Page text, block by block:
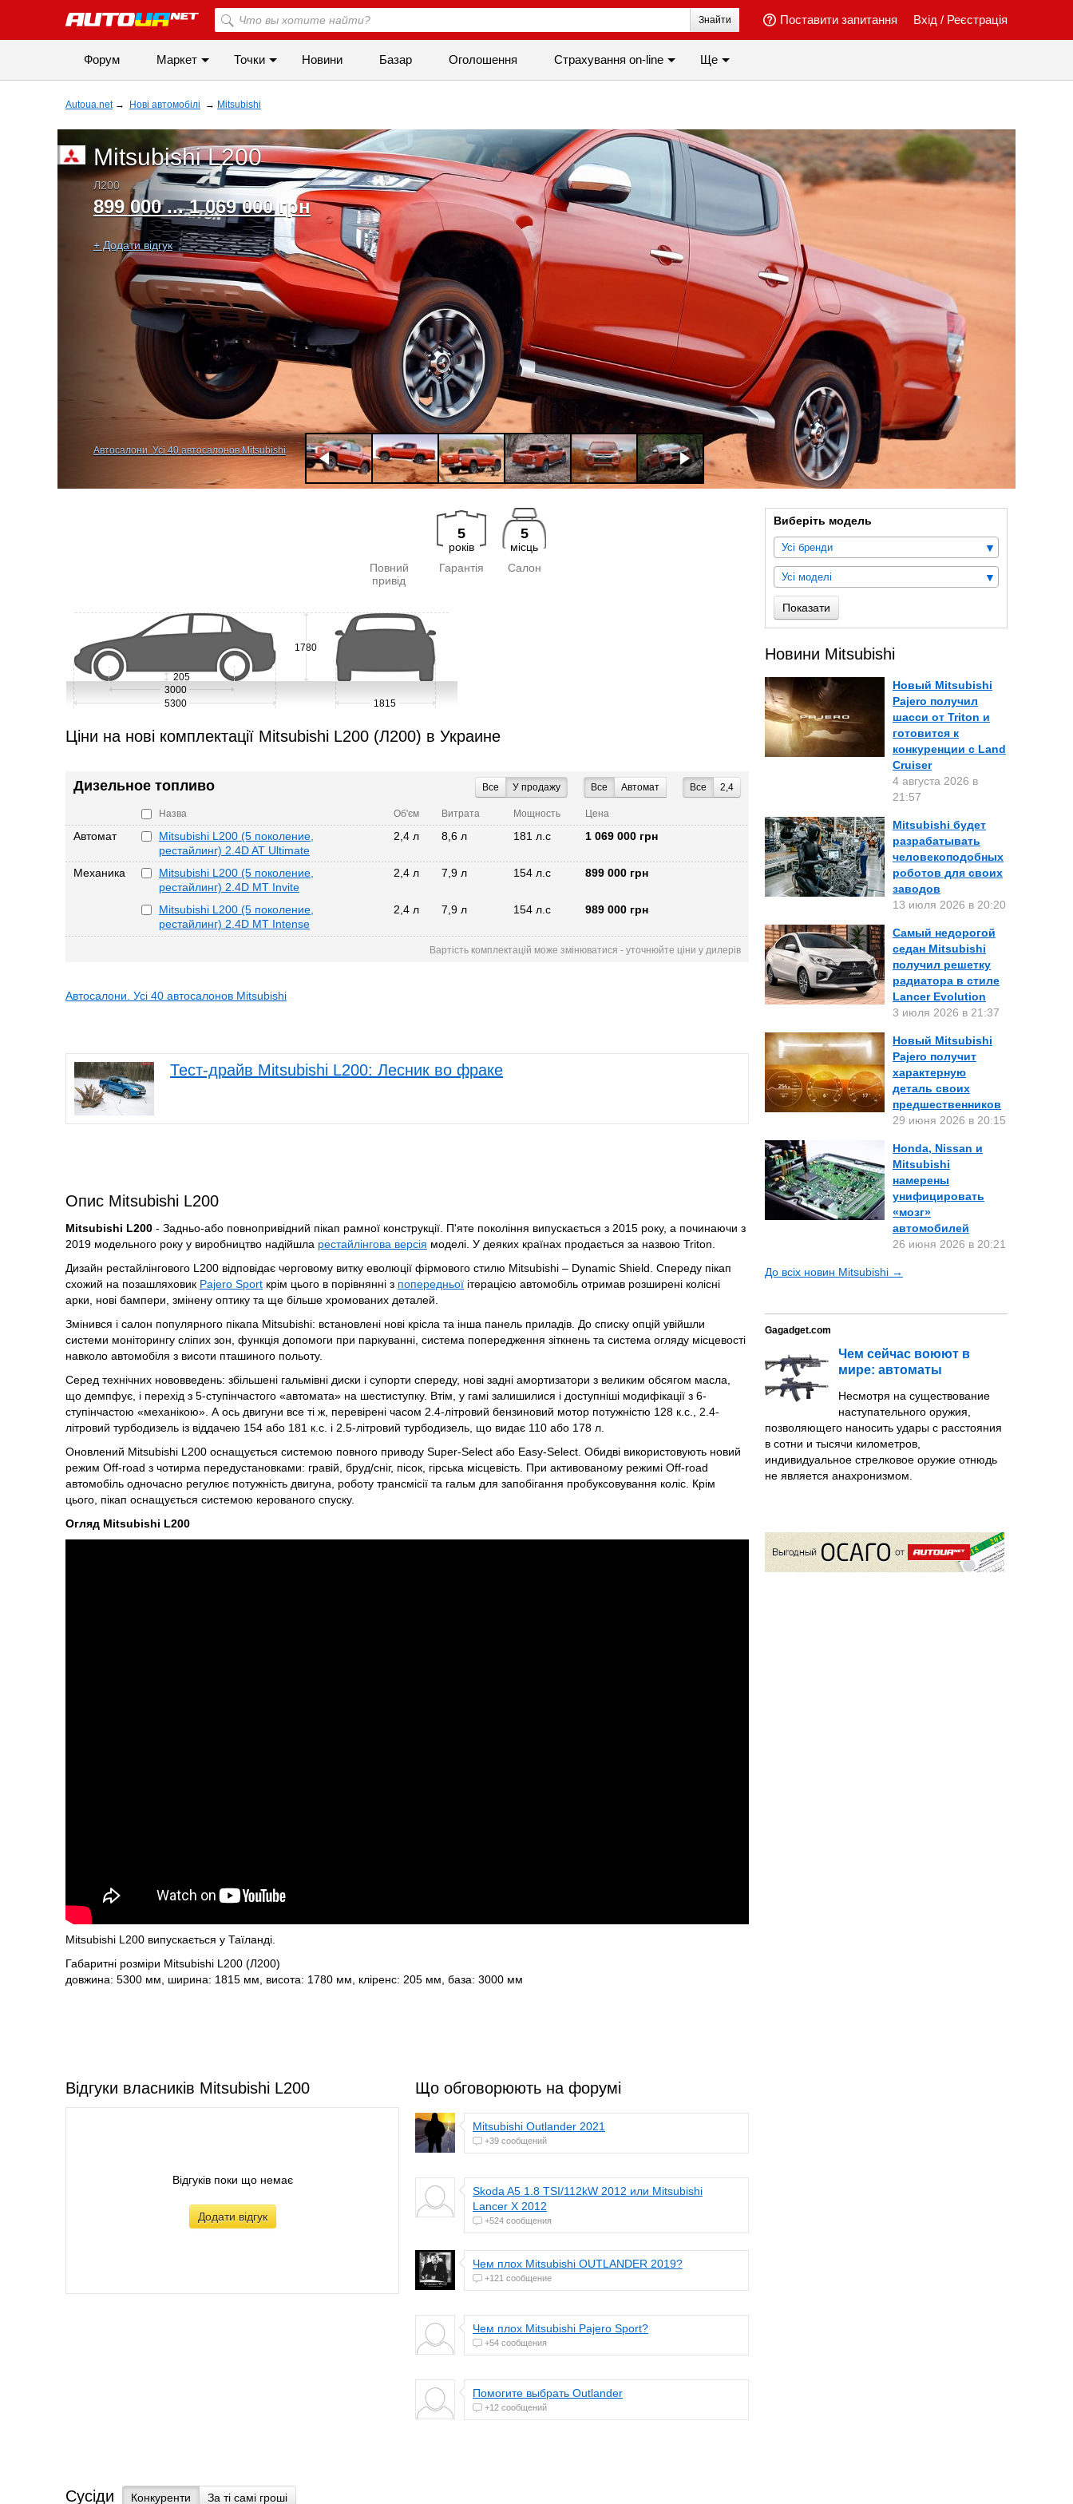
Вхід / Реєстрація
Поставити запитання
Знайти
Форум Маркет Точки Новини Базар Оголошення Страхування on-line Ще
Autoua.net → Нові автомобілі → Mitsubishi
Mitsubishi L200
Л200
899 000 ... 1 069 000 грн
+ Додати відгук
Автосалони. Усі 40 автосалонов Mitsubishi
Повний
привід
5
років
Гарантія
5
місць
Салон
5300
3000
205
1780
1815
Ціни на нові комплектації Mitsubishi L200 (Л200) в Украине
Дизельное топливо Все 2,4
Все Автомат
Все У продажу
Назва Об'єм Витрата Мощность Цена
Автомат
Mitsubishi L200 (5 поколение,
рестайлинг) 2.4D AT Ultimate
2,4 л 8,6 л 181 л.с 1 069 000 грн
Механика
Mitsubishi L200 (5 поколение,
рестайлинг) 2.4D MT Invite
2,4 л 7,9 л 154 л.с 899 000 грн
Mitsubishi L200 (5 поколение,
рестайлинг) 2.4D MT Intense
2,4 л 7,9 л 154 л.с 989 000 грн
Вартість комплектацій може змінюватися - уточнюйте ціни у дилерів
Автосалони. Усі 40 автосалонов Mitsubishi
Тест-драйв Mitsubishi L200: Лесник во фраке
Опис Mitsubishi L200
Mitsubishi L200 - Задньо-або повнопривідний пікап рамної конструкції. П'яте покоління випускається з 2015 року, а починаючи з
2019 модельного року у виробництво надійшла рестайлінгова версія моделі. У деяких країнах продається за назвою Triton.
Дизайн рестайлінгового L200 відповідає черговому витку еволюції фірмового стилю Mitsubishi – Dynamic Shield. Спереду пікап
схожий на позашляховик Pajero Sport крім цього в порівнянні з попередньої ітерацією автомобіль отримав розширені колісні
арки, нові бампери, змінену оптику та ще більше хромованих деталей.
Змінився і салон популярного пікапа Mitsubishi: встановлені нові крісла та інша панель приладів. До списку опцій увійшли
системи моніторингу сліпих зон, функція допомоги при паркуванні, система попередження зіткнень та система огляду місцевості
навколо автомобіля з висоти пташиного польоту.
Серед технічних нововведень: збільшені гальмівні диски і супорти спереду, нові задні амортизатори з великим обсягом масла,
що демпфує, і перехід з 5-ступінчастого «автомата» на шестиступку. Втім, у гамі залишилися і доступніші модифікації з 6-
ступінчастою «механікою». А ось двигуни все ті ж, перевірені часом 2.4-літровий бензиновий мотор потужністю 128 к.с., 2.4-
літровий турбодизель із віддачею 154 або 181 к.с. і 2.5-літровий турбодизель, що видає 110 або 178 л.
Оновлений Mitsubishi L200 оснащується системою повного приводу Super-Select або Easy-Select. Обидві використовують новий
режим Off-road з чотирма передустановками: гравій, бруд/сніг, пісок, гірська місцевість. При активованому режимі Off-road
автомобіль одночасно регулює потужність двигуна, роботу трансмісії та гальм для запобігання пробуксовування коліс. Крім
цього, пікап оснащується системою керованого спуску.
Огляд Mitsubishi L200
Mitsubishi L200 випускається у Таїланді.
Габаритні розміри Mitsubishi L200 (Л200)
довжина: 5300 мм, ширина: 1815 мм, висота: 1780 мм, кліренс: 205 мм, база: 3000 мм
Відгуки власників Mitsubishi L200
Відгуків поки що немає
Додати відгук
Що обговорюють на форумі
Mitsubishi Outlander 2021
+39 сообщений
Skoda A5 1.8 TSI/112kW 2012 или Mitsubishi
Lancer Х 2012
+524 сообщения
Чем плох Mitsubishi OUTLANDER 2019?
+121 сообщение
Чем плох Mitsubishi Pajero Sport?
+54 сообщения
Помогите выбрать Outlander
+12 сообщений
Сусіди Конкуренти За ті самі гроші
Виберіть модель
Усі бренди
Усі моделі
Показати
Новини Mitsubishi
Новый Mitsubishi
Pajero получил
шасси от Triton и
готовится к
конкуренции с Land
Cruiser
4 августа 2026 в
21:57
Mitsubishi будет
разрабатывать
человекоподобных
роботов для своих
заводов
13 июля 2026 в 20:20
Самый недорогой
седан Mitsubishi
получил решетку
радиатора в стиле
Lancer Evolution
3 июля 2026 в 21:37
Новый Mitsubishi
Pajero получит
характерную
деталь своих
предшественников
29 июня 2026 в 20:15
Honda, Nissan и
Mitsubishi
намерены
унифицировать
«мозг»
автомобилей
26 июня 2026 в 20:21
До всіх новин Mitsubishi →
Gagadget.com
Чем сейчас воюют в
мире: автоматы
Несмотря на существование
наступательного оружия,
позволяющего наносить удары с расстояния
в сотни и тысячи километров,
индивидуальное стрелковое оружие отнюдь
не является анахронизмом.